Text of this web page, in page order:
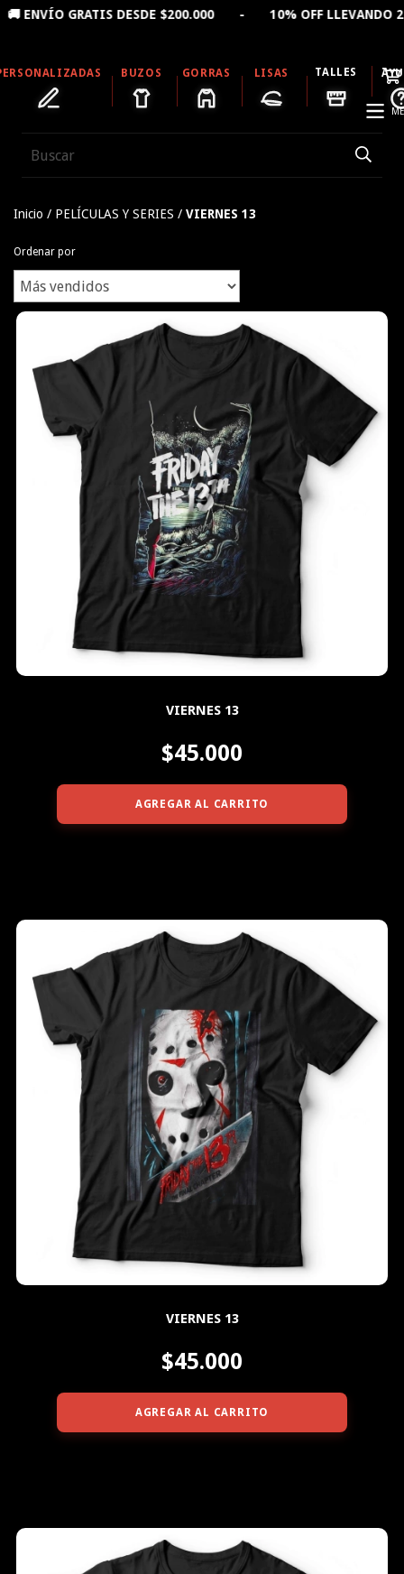
DESDE $200.000 - 10% OFF LLEVANDO 2
BUZOS GORRAS LISAS TALLES
Inicio / PELÍCULAS Y SERIES / VIERNES 13
Ordenar por
VIERNES 13
$45.000
AGREGAR AL CARRITO
VIERNES 13
$45.000
AGREGAR AL CARRITO